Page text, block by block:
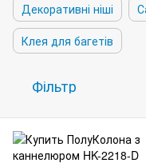
Декоративні ніші
Клея для багетів
Фільтр